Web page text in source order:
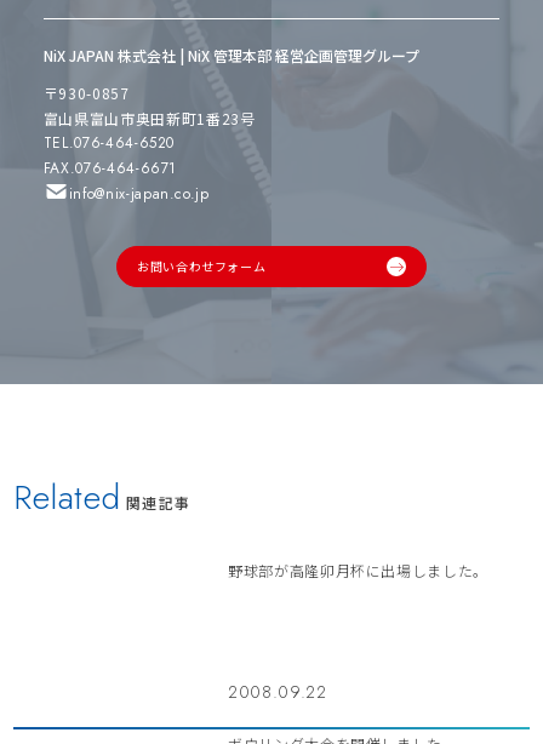
NiX JAPAN 株式会社 | NiX 管理本部 経営企画管理グループ
〒930-0857
富山県富山市奥田新町1番23号
TEL.076-464-6520
FAX.076-464-6671
info@nix-japan.co.jp
お問い合わせフォーム
Related 関連記事
野球部が高隆卯月杯に出場しました。
2008.09.22